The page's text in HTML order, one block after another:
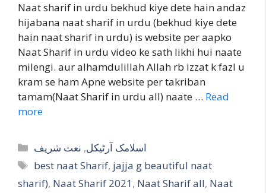
Naat sharif in urdu bekhud kiye dete hain andaz
hijabana naat sharif in urdu (bekhud kiye dete
hain naat sharif in urdu) is website per aapko
Naat Sharif in urdu video ke sath likhi hui naate
milengi. aur alhamdulillah Allah rb izzat k fazl u
kram se ham Apne website per takriban
tamam(Naat Sharif in urdu all) naate … Read
more
Categories اسلامک آرٹیکل, نعت شریف
Tags
best naat Sharif, jajja g beautiful naat
sharif), Naat Sharif 2021, Naat Sharif all, Naat